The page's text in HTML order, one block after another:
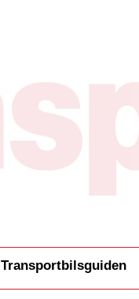
Transportbilsguiden